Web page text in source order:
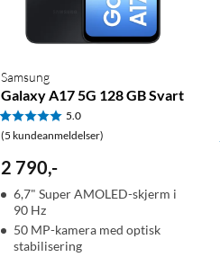
Samsung
Galaxy A17 5G 128 GB Svart
5.0
(5 kundeanmeldelser)
2 790,-
6,7" Super AMOLED-skjerm i
90 Hz
50 MP-kamera med optisk
stabilisering